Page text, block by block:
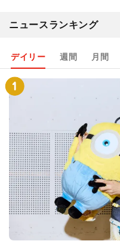
ニュースランキング
デイリー 週間 月間